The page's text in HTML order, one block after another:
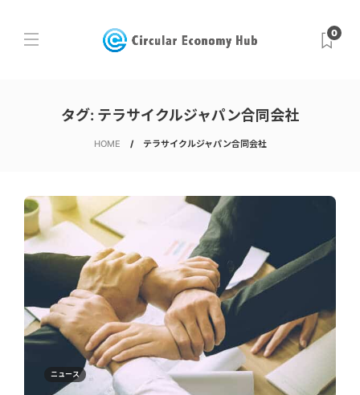
0
タグ: テラサイクルジャパン合同会社
HOME テラサイクルジャパン合同会社
ニュース